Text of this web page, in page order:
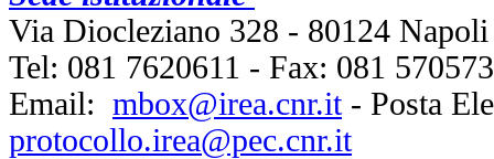
Via Diocleziano 328 - 80124 Napoli
Tel: 081 7620611 - Fax: 081
Email: mbox@irea.cnr.it- Posta
protocollo.irea@pec.cnr.it